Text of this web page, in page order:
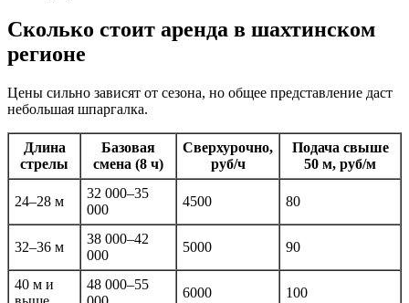
Сколько стоит аренда в шахтинском
регионе
Цены сильно зависят от сезона, но общее представление даст
небольшая шпаргалка.
Длина
стрелы
Базовая
смена (8 ч)
Сверхурочно,
руб/ч
Подача свыше
50 м, руб/м
24–28 м
32 000–35
000
4500 80
32–36 м
38 000–42
000
5000 90
40 м и
48 000–55
6000 100